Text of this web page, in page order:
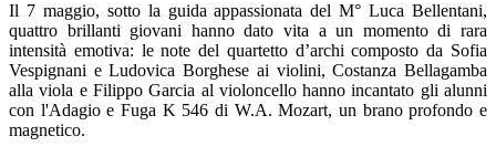
Il 7 maggio, sotto la guida appassionata del M° Luca Bellentani,
quattro brillanti giovani hanno dato vita a un momento di rara
intensità emotiva: le note del quartetto d’archi composto da Sofia
Vespignani e Ludovica Borghese ai violini, Costanza Bellagamba
alla viola e Filippo Garcia al violoncello hanno incantato gli alunni
con l'Adagio e Fuga K 546 di W.A. Mozart, un brano profondo e
magnetico.